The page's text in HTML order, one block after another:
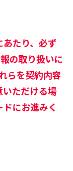
たり、必ず
の取り扱いに
らを契約内容
いただける場
にお進みく